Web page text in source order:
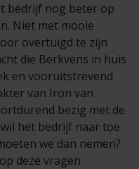
bedrijf nog beter op
Niet met mooie
overtuigd te zijn
die Berkvens in huis
en vooruitstrevend
van Iron van
bezig met de
het bedrijf naar toe
we dan nemen?
deze vragen